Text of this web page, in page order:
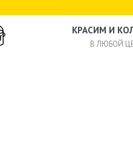
КРАСИМ И
В ЛЮБОЙ